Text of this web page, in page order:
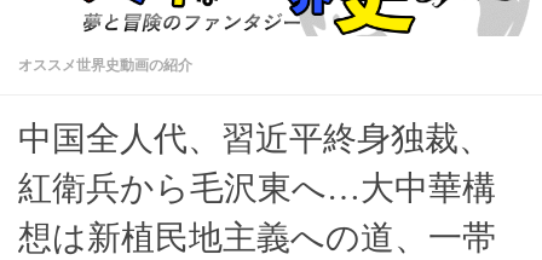
オススメ世界史動画の紹介
中国全人代、習近平終身独裁、
紅衛兵から毛沢東へ…大中華構
想は新植民地主義への道、一帯